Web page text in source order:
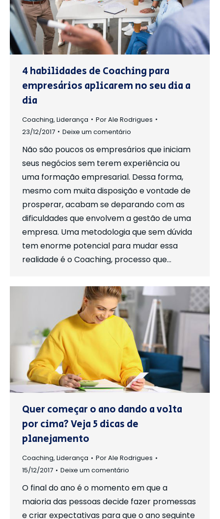
4 habilidades de Coaching para
empresários aplicarem no seu dia a
dia
Coaching, Liderança PorAle Rodrigues
23/12/2017
Deixe um comentário
Não são poucos os empresários que iniciam
seus negócios sem terem experiência ou
uma formação empresarial. Dessa forma,
mesmo com muita disposição e vontade de
prosperar, acabam se deparando com as
dificuldades que envolvem a gestão de uma
empresa. Uma metodologia que sem dúvida
tem enorme potencial para mudar essa
realidade é o Coaching, processo que…
Quer começar o ano dando a volta
por cima? Veja 5 dicas de
planejamento
Coaching, Liderança PorAle Rodrigues
15/12/2017
Deixe um comentário
O final do ano é o momento em que a
maioria das pessoas decide fazer promessas
e criar expectativas para que o ano seguinte